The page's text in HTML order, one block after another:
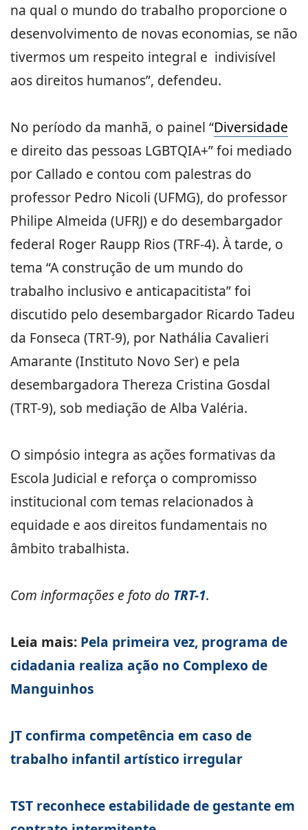
na qual o mundo do trabalho proporcione o
desenvolvimento de novas economias, se não
tivermos um respeito integral e indivisível
aos direitos humanos”, defendeu.
No período da manhã, o painel “Diversidade
e direito das pessoas LGBTQIA+” foi mediado
por Callado e contou com palestras do
professor Pedro Nicoli (UFMG), do professor
Philipe Almeida (UFRJ) e do desembargador
federal Roger Raupp Rios (TRF-4). À tarde, o
tema “A construção de um mundo do
trabalho inclusivo e anticapacitista” foi
discutido pelo desembargador Ricardo Tadeu
da Fonseca (TRT-9), por Nathália Cavalieri
Amarante (Instituto Novo Ser) e pela
desembargadora Thereza Cristina Gosdal
(TRT-9), sob mediação de Alba Valéria.
O simpósio integra as ações formativas da
Escola Judicial e reforça o compromisso
institucional com temas relacionados à
equidade e aos direitos fundamentais no
âmbito trabalhista.
Com informações e foto do TRT-1.
Leia mais: Pela primeira vez, programa de
cidadania realiza ação no Complexo de
Manguinhos
JT confirma competência em caso de
trabalho infantil artístico irregular
TST reconhece estabilidade de gestante em